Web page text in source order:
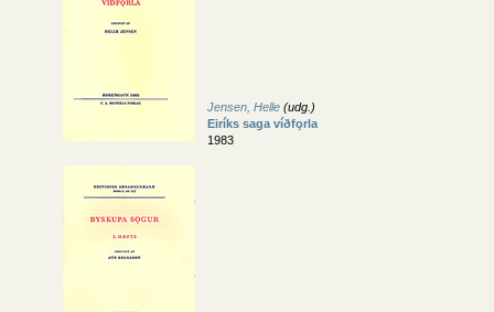
Jensen, Helle (udg.)
Eiríks saga víðfǫrla
1983